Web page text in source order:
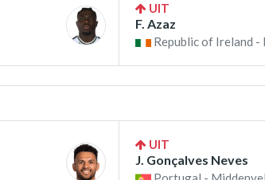
UIT
F. Azaz
Republic of Ireland -
UIT
J. Gonçalves Neves